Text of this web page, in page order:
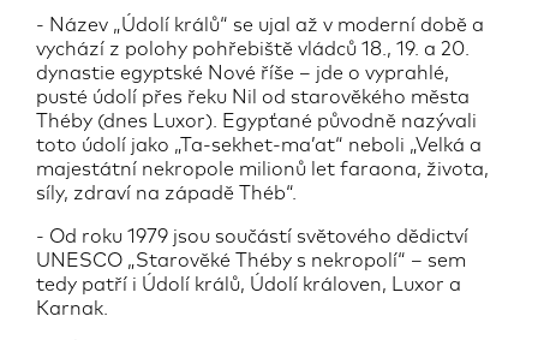
- Název „Údolí králů“ se ujal až v moderní době a
vychází z polohy pohřebiště vládců 18., 19. a 20.
dynastie egyptské Nové říše – jde o vyprahlé,
pusté údolí přes řeku Nil od starověkého města
Théby (dnes Luxor). Egypťané původně nazývali
toto údolí jako „Ta-sekhet-ma’at“ neboli „Velká a
majestátní nekropole milionů let faraona, života,
síly, zdraví na západě Théb“.
- Od roku 1979 jsou součástí světového dědictví
UNESCO „Starověké Théby s nekropolí“ – sem
tedy patří i Údolí králů, Údolí královen, Luxor a
Karnak.